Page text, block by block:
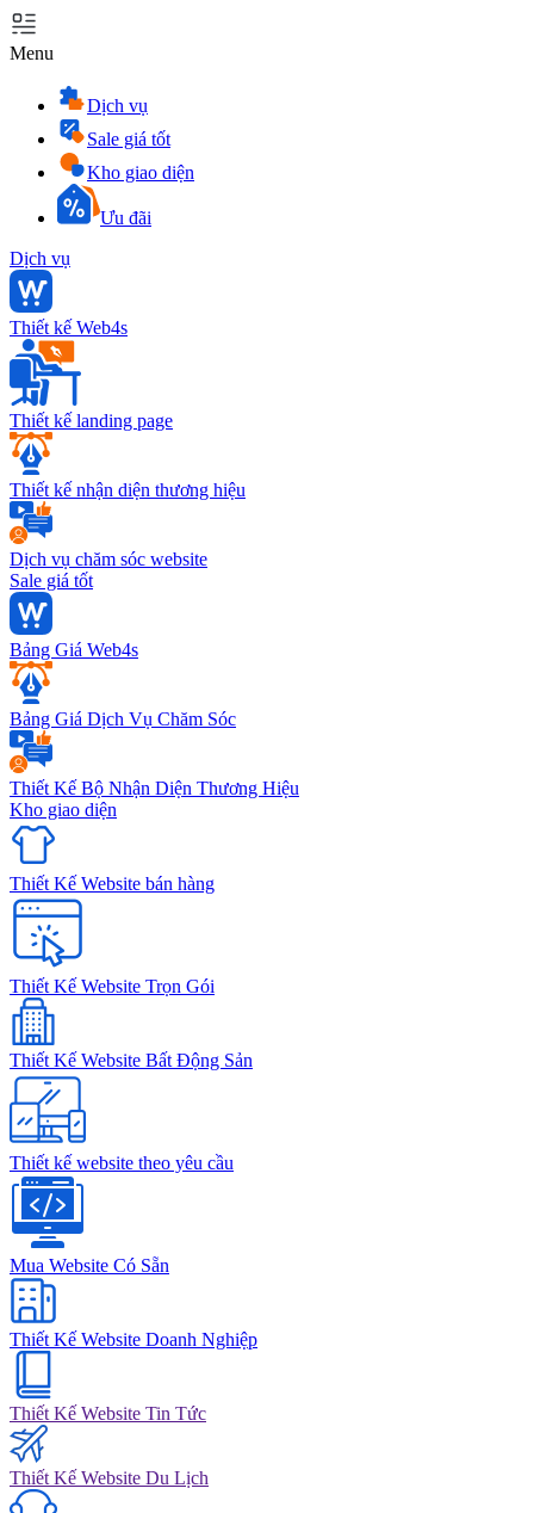
Menu
Dịch vụ
Sale giá tốt
Kho giao diện
Ưu đãi
Dịch vụ
Thiết kế Web4s
Thiết kế landing page
Thiết kế nhận diện thương hiệu
Dịch vụ chăm sóc website
Sale giá tốt
Bảng Giá Web4s
Bảng Giá Dịch Vụ Chăm Sóc
Thiết Kế Bộ Nhận Diện Thương Hiệu
Kho giao diện
Thiết Kế Website bán hàng
Thiết Kế Website Trọn Gói
Thiết Kế Website Bất Động Sản
Thiết kế website theo yêu cầu
Mua Website Có Sẵn
Thiết Kế Website Doanh Nghiệp
Thiết Kế Website Tin Tức
Thiết Kế Website Du Lịch